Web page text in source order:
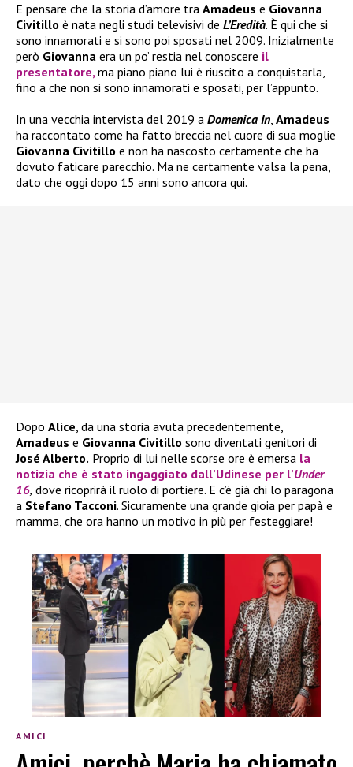
E pensare che la storia d’amore tra Amadeus e Giovanna
Civitillo è nata negli studi televisivi de L’Eredità. È qui che si
sono innamorati e si sono poi sposati nel 2009. Inizialmente
però Giovanna era un po’ restia nel conoscere il
presentatore,ma piano piano lui è riuscito a conquistarla,
fino a che non si sono innamorati e sposati, per l’appunto.
In una vecchia intervista del 2019 a Domenica In, Amadeus
ha raccontato come ha fatto breccia nel cuore di sua moglie
Giovanna Civitillo e non ha nascosto certamente che ha
dovuto faticare parecchio. Ma ne certamente valsa la pena,
dato che oggi dopo 15 anni sono ancora qui.
Dopo Alice, da una storia avuta precedentemente,
Amadeus e Giovanna Civitillo sono diventati genitori di
José Alberto. Proprio di lui nelle scorse ore è emersa la
notizia che è stato ingaggiato dall’Udinese per l’Under
16, dove ricoprirà il ruolo di portiere. E c’è già chi lo paragona
a Stefano Tacconi. Sicuramente una grande gioia per papà e
mamma, che ora hanno un motivo in più per festeggiare!
AMICI